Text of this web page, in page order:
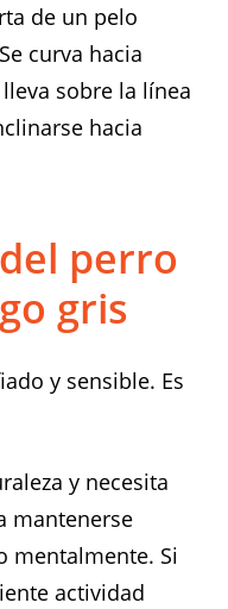
de un pelo
curva hacia
sobre la línea
hacia
perro
gris
y sensible. Es
y necesita
mantenerse
mentalmente. Si
actividad